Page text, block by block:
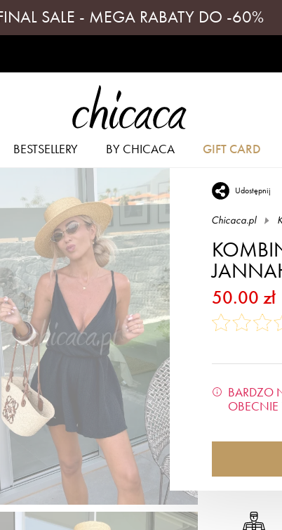
SALE - MEGA RABATY DO -60%
BESTSELLERY BY CHICACA GIFT CARD
Udostępnij
Chicaca.pl
50.00 zł
BARDZO
OBECNIE